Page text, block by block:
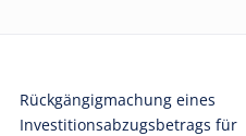
Rückgängigmachung eines
Investitionsabzugsbetrags für